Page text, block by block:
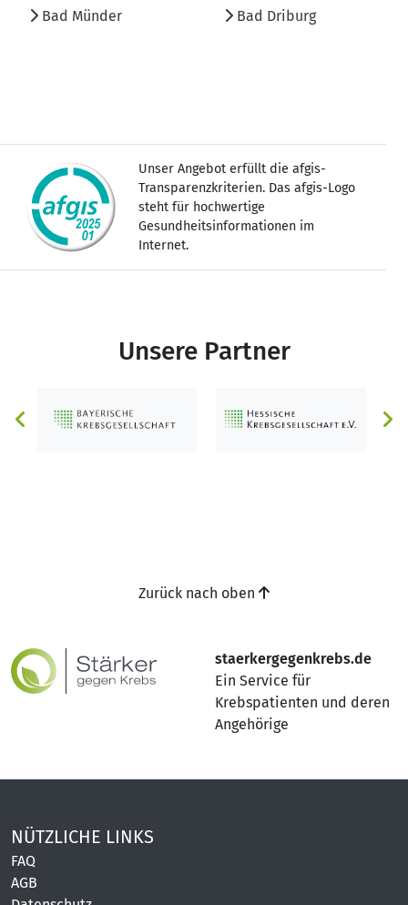
Bad Münder Bad Driburg
Unser Angebot erfüllt die afgis-
Transparenzkriterien. Das afgis-Logo
steht für hochwertige
Gesundheitsinformationen im
Internet.
Unsere Partner
staerkergegenkrebs.de
Ein Service für
Krebspatienten und deren
Angehörige
Zurück nach oben
NÜTZLICHE LINKS
FAQ
AGB